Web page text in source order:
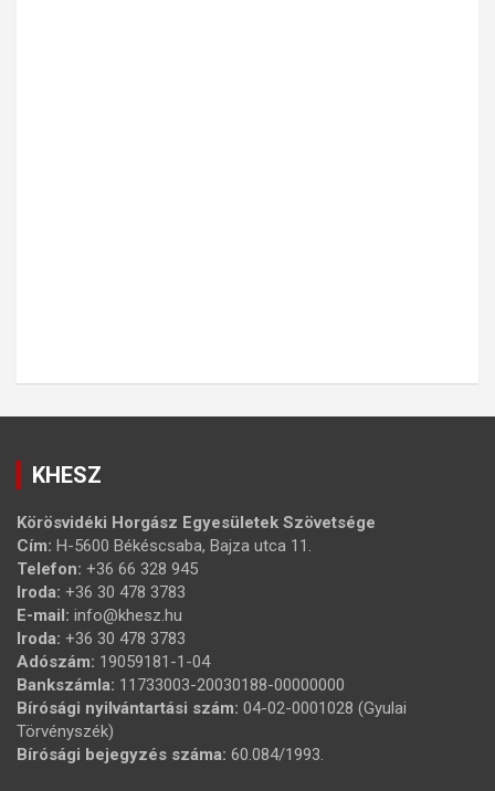
KHESZ
Körösvidéki Horgász Egyesületek Szövetsége
Cím: H-5600 Békéscsaba, Bajza utca 11.
Telefon: +36 66 328 945
Iroda: +36 30 478 3783
E-mail: info@khesz.hu
Iroda: +36 30 478 3783
Adószám: 19059181-1-04
Bankszámla: 11733003-20030188-00000000
Bírósági nyilvántartási szám: 04-02-0001028 (Gyulai
Törvényszék)
Bírósági bejegyzés száma: 60.084/1993.